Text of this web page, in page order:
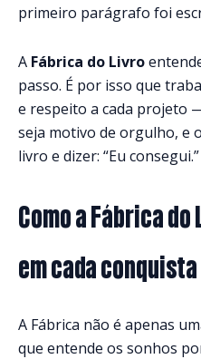
primeiro parágrafo foi
A Fábrica do Livro
passo. É por isso que
e respeito a cada projeto
seja motivo de orgulho, e
livro e dizer: “Eu consegui.”
Como a Fábrica
em cada conquista
A Fábrica não é apenas
que entende os sonhos